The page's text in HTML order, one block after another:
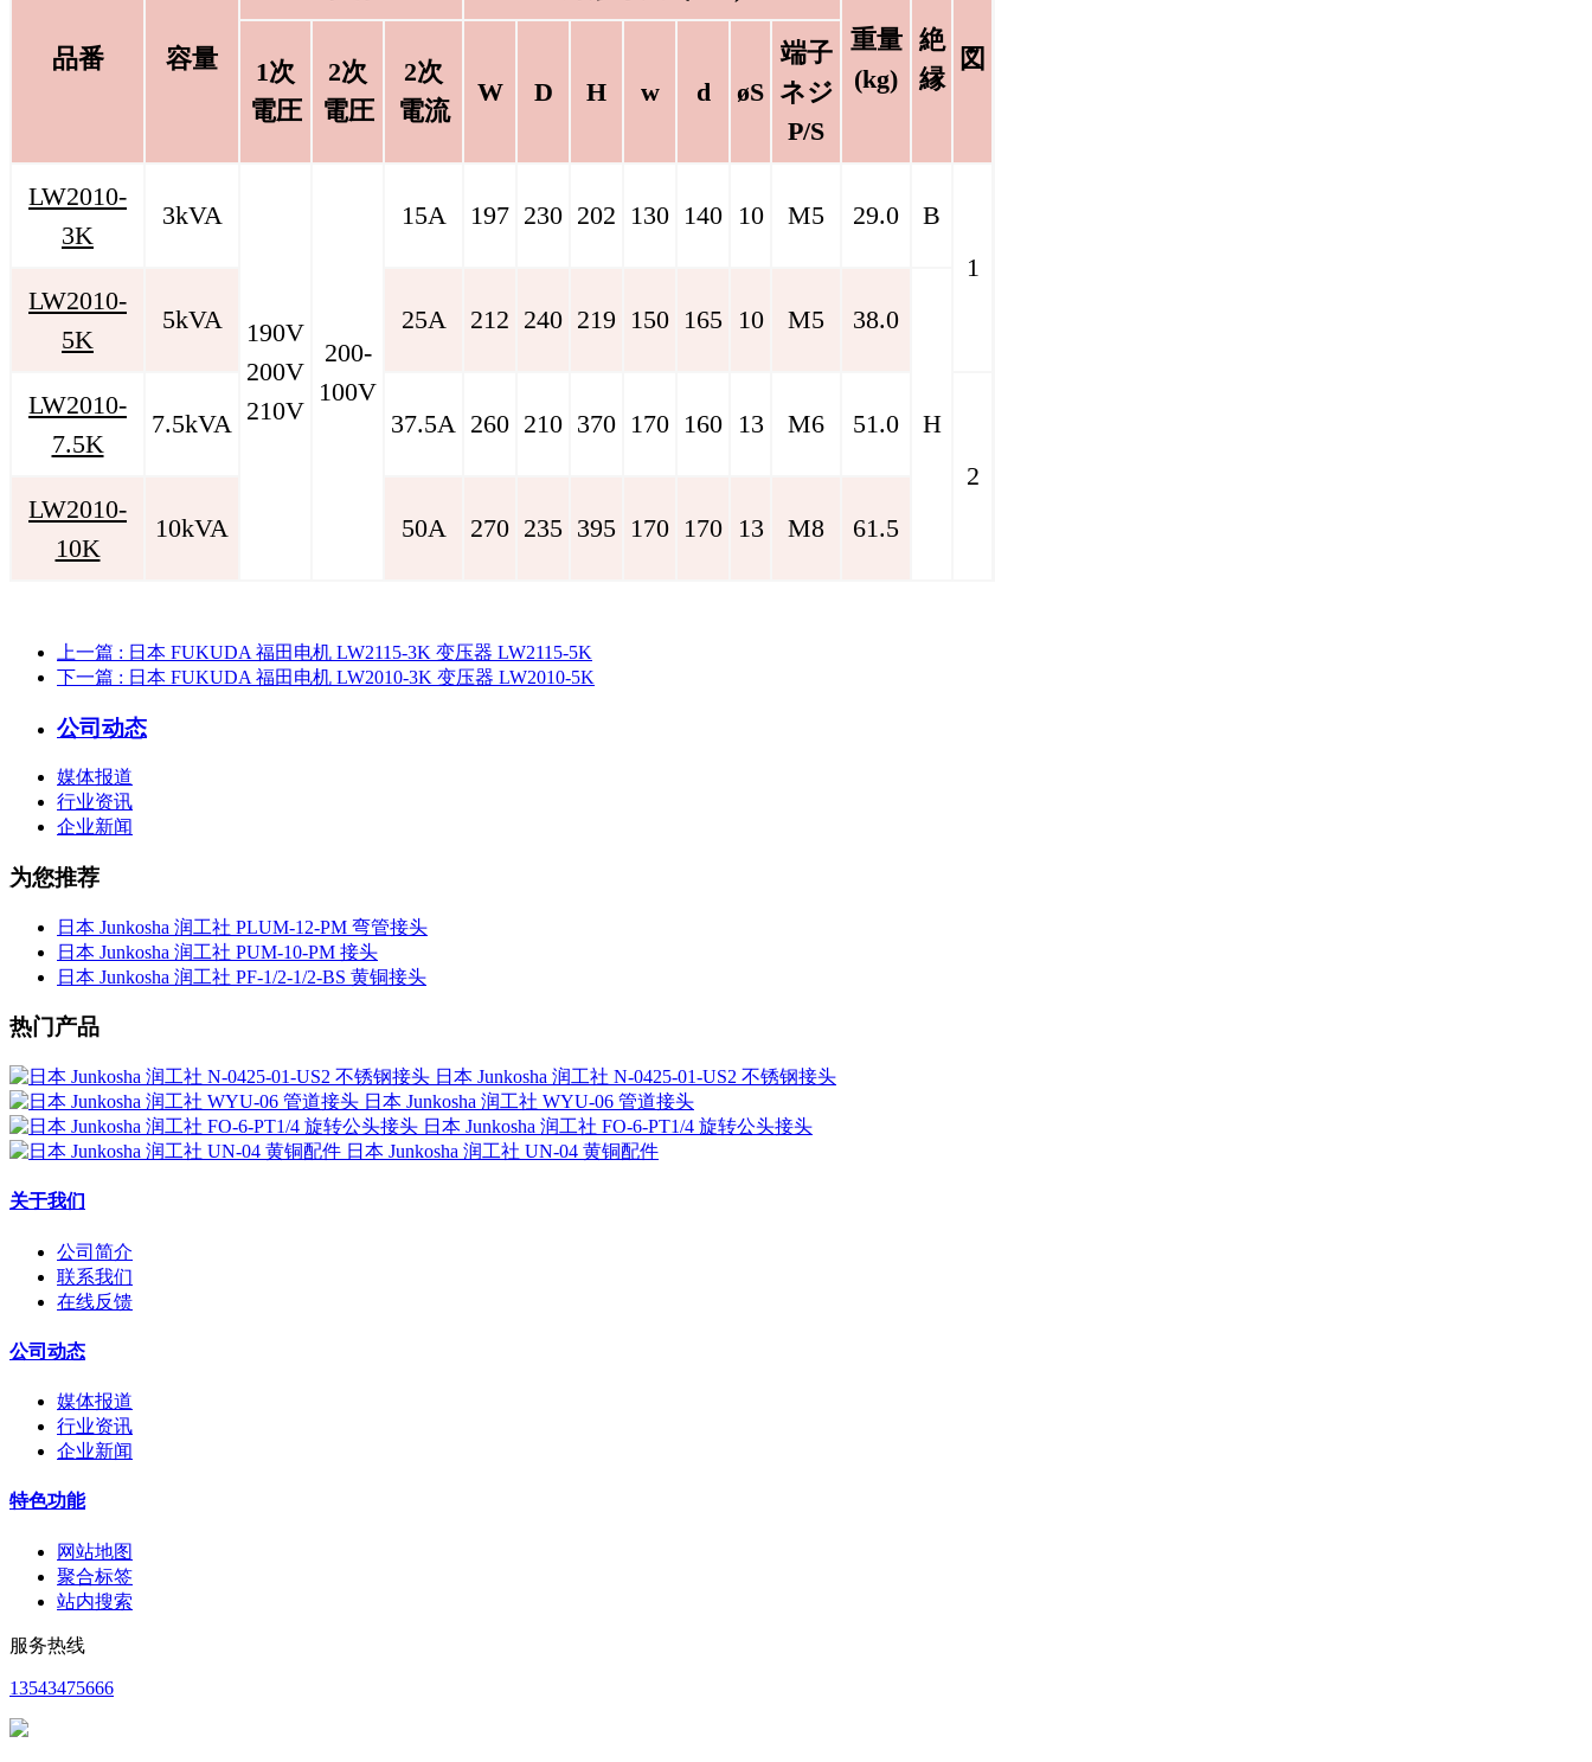
品番 容量
重量
(kg)
絶
縁
図
1次
電圧
2次
電圧
2次
電流
W D H w d øS
端子
ネジ
P/S
LW2010-
3K
3kVA
190V
200V
210V
200-
100V
15A 197 230 202 130 140 10 M5 29.0
B
1
LW2010-
5K
5kVA 25A 212 240 219 150 165 10 M5 38.0
H
LW2010-
7.5K
7.5kVA 37.5A 260 210 370 170 160 13 M6
51.0
2
LW2010-
10K
10kVA 50A 270 235 395 170 170 13 M8 61.5
上一篇 : 日本 FUKUDA 福田电机 LW2115-3K 变压器 LW2115-5K
下一篇 : 日本 FUKUDA 福田电机 LW2010-3K 变压器 LW2010-5K
公司动态
媒体报道
行业资讯
企业新闻
为您推荐
日本 Junkosha 润工社 PLUM-12-PM 弯管接头
日本 Junkosha 润工社 PUM-10-PM 接头
日本 Junkosha 润工社 PF-1/2-1/2-BS 黄铜接头
热门产品
日本 Junkosha 润工社 N-0425-01-US2 不锈钢接头
日本 Junkosha 润工社 WYU-06 管道接头
日本 Junkosha 润工社 FO-6-PT1/4 旋转公头接头
日本 Junkosha 润工社 UN-04 黄铜配件
关于我们
公司简介
联系我们
在线反馈
公司动态
媒体报道
行业资讯
企业新闻
特色功能
网站地图
聚合标签
站内搜索
服务热线
13543475666